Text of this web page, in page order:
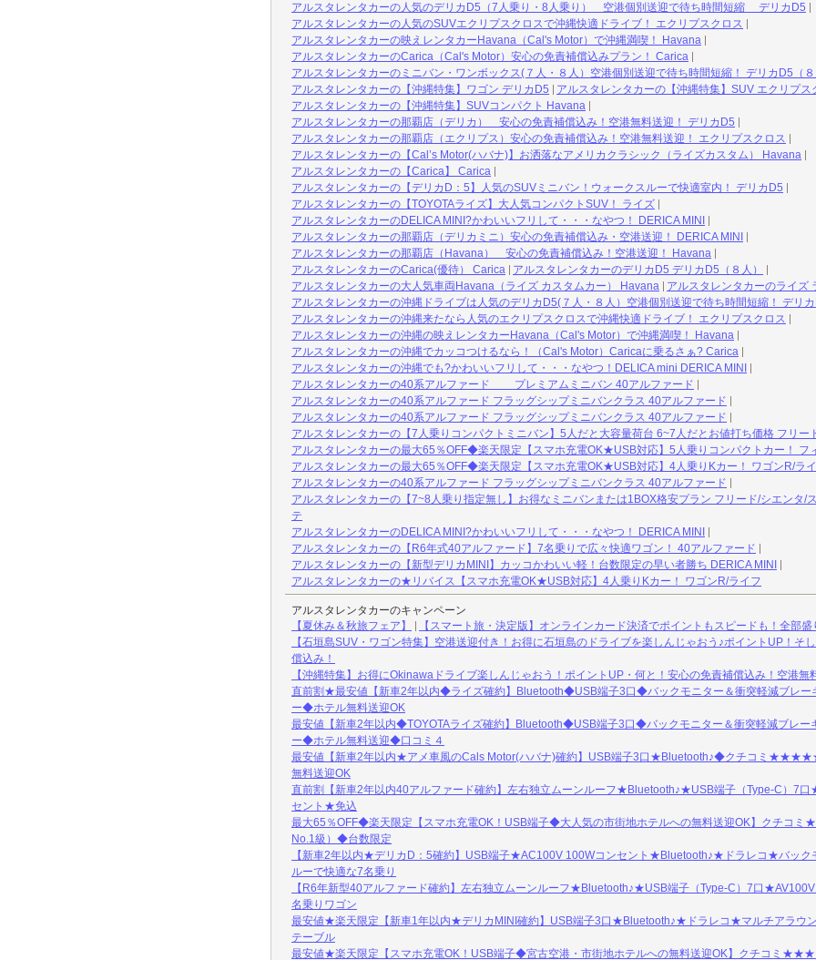
アルスタレンタカーの人気のデリカD5（7人乗り・8人乗り） 空港個別送迎で待ち時間短縮 デリカD5
アルスタレンタカーの人気のSUVエクリプスクロスで沖縄快適ドライブ！ エクリプスクロス
アルスタレンタカーの映えレンタカーHavana（Cal's Motor）で沖縄満喫！ Havana
アルスタレンタカーのCarica（Cal's Motor）安心の免責補償込みプラン！ Carica
アルスタレンタカーのミニバン・ワンボックス(７人・８人）空港個別送迎で待ち時間短縮！ デリカD5（８
アルスタレンタカーの【沖縄特集】ワゴン デリカD5
アルスタレンタカーの【沖縄特集】SUV エクリプス
アルスタレンタカーの【沖縄特集】SUVコンパクト Havana
アルスタレンタカーの那覇店（デリカ） 安心の免責補償込み！空港無料送迎！ デリカD5
アルスタレンタカーの那覇店（エクリプス）安心の免責補償込み！空港無料送迎！ エクリプスクロス
アルスタレンタカーの【Cal’s Motor(ハバナ)】お洒落なアメリカクラシック（ライズカスタム） Havana
アルスタレンタカーの【Carica】 Carica
アルスタレンタカーの【デリカD：5】人気のSUVミニバン！ウォークスルーで快適室内！ デリカD5
アルスタレンタカーの【TOYOTAライズ】大人気コンパクトSUV！ ライズ
アルスタレンタカーのDELICA MINI?かわいいフリして・・・なやつ！ DERICA MINI
アルスタレンタカーの那覇店（デリカミニ）安心の免責補償込み・空港送迎！ DERICA MINI
アルスタレンタカーの那覇店（Havana） 安心の免責補償込み！空港送迎！ Havana
アルスタレンタカーのCarica(優待） Carica
アルスタレンタカーのデリカD5 デリカD5（８人）
アルスタレンタカーの大人気車両Havana（ライズ カスタムカー） Havana
アルスタレンタカーのライズ
アルスタレンタカーの沖縄ドライブは人気のデリカD5(７人・８人）空港個別送迎で待ち時間短縮！ デリ
アルスタレンタカーの沖縄来たなら人気のエクリプスクロスで沖縄快適ドライブ！ エクリプスクロス
アルスタレンタカーの沖縄の映えレンタカーHavana（Cal's Motor）で沖縄満喫！ Havana
アルスタレンタカーの沖縄でカッコつけるなら！（Cal's Motor）Caricaに乗るさぁ? Carica
アルスタレンタカーの沖縄でも?かわいいフリして・・・なやつ！DELICA mini DERICA MINI
アルスタレンタカーの40系アルファード プレミアムミニバン 40アルファード
アルスタレンタカーの40系アルファード フラッグシップミニバンクラス 40アルファード
アルスタレンタカーの40系アルファード フラッグシップミニバンクラス 40アルファード
アルスタレンタカーの【7人乗りコンパクトミニバン】5人だと大容量荷台 6~7人だとお値打ち価格 フリー
アルスタレンタカーの最大65％OFF◆楽天限定【スマホ充電OK★USB対応】5人乗りコンパクトカー！ フ
アルスタレンタカーの最大65％OFF◆楽天限定【スマホ充電OK★USB対応】4人乗りKカー！ ワゴンR/ラ
アルスタレンタカーの40系アルファード フラッグシップミニバンクラス 40アルファード
アルスタレンタカーの【7~8人乗り指定無し】お得なミニバンまたは1BOX格安プラン フリード/シエンタ/
テ
アルスタレンタカーのDELICA MINI?かわいいフリして・・・なやつ！ DERICA MINI
アルスタレンタカーの【R6年式40アルファード】7名乗りで広々快適ワゴン！ 40アルファード
アルスタレンタカーの【新型デリカMINI】カッコかわいい軽！台数限定の早い者勝ち DERICA MINI
アルスタレンタカーの★リバイス【スマホ充電OK★USB対応】4人乗りKカー！ ワゴンR/ライフ
アルスタレンタカーのキャンペーン
【夏休み＆秋旅フェア】
【スマート旅・決定版】オンラインカード決済でポイントもスピードも！全部盛
【石垣島SUV・ワゴン特集】空港送迎付き！お得に石垣島のドライブを楽しんじゃおう♪ポイントUP！そ
償込み！
【沖縄特集】お得にOkinawaドライブ楽しんじゃおう！ポイントUP・何と！安心の免責補償込み！空港無
直前割★最安値【新車2年以内◆ライズ確約】Bluetooth◆USB端子3口◆バックモニター＆衝突軽減ブレー
ー◆ホテル無料送迎OK
最安値【新車2年以内◆TOYOTAライズ確約】Bluetooth◆USB端子3口◆バックモニター＆衝突軽減ブレー
ー◆ホテル無料送迎◆口コミ４
最安値【新車2年以内★アメ車風のCals Motor(ハバナ)確約】USB端子3口★Bluetooth♪◆クチコミ
無料送迎OK
直前割【新車2年以内40アルファード確約】左右独立ムーンルーフ★Bluetooth♪★USB端子（Type-C）7
セント★免込
最大65％OFF◆楽天限定【スマホ充電OK！USB端子◆大人気の市街地ホテルへの無料送迎OK】クチ
No.1級）◆台数限定
【新車2年以内★デリカD：5確約】USB端子★AC100V 100Wコンセント★Bluetooth♪★ドラレコ★バック
ルーで快適な7名乗り
【R6年新型40アルファード確約】左右独立ムーンルーフ★Bluetooth♪★USB端子（Type-C）7口
名乗りワゴン
最安値★楽天限定【新車1年以内★デリカMINI確約】USB端子3口★Bluetooth♪★ドラレコ★マルチアラウ
テーブル
最安値★楽天限定【スマホ充電OK！USB端子◆宮古空港・市街地ホテルへの無料送迎OK】クチコミ